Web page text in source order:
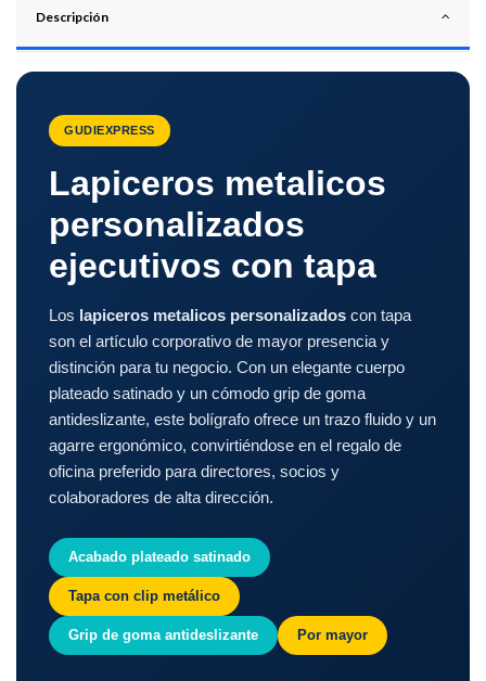
Descripción
GUDIEXPRESS
Lapiceros metalicos
personalizados
ejecutivos con tapa
Los lapiceros metalicos personalizados con tapa
son el artículo corporativo de mayor presencia y
distinción para tu negocio. Con un elegante cuerpo
plateado satinado y un cómodo grip de goma
antideslizante, este bolígrafo ofrece un trazo fluido y un
agarre ergonómico, convirtiéndose en el regalo de
oficina preferido para directores, socios y
colaboradores de alta dirección.
Acabado plateado satinado
Tapa con clip metálico
Grip de goma antideslizante Por mayor